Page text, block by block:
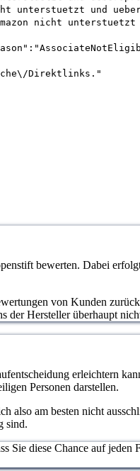
unterstuetzt und
nicht unterstuetzt
Direktlinks."
bewerten. Dabei
von Kunden
der Hersteller überhaupt
erleichtern
Personen darstellen.
am besten nicht
sind.
diese Chance auf jeden